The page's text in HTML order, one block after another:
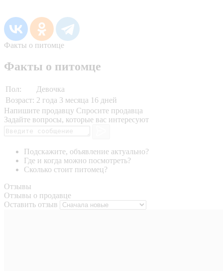
Факты о питомце
Факты о питомце
Пол:
Девочка
Возраст: 2 года 3 месяца 16 дней
Напишите продавцу Спросите продавца
Задайте вопросы, которые вас интересуют
Подскажите, объявление актуально?
Где и когда можно посмотреть?
Сколько стоит питомец?
Отзывы
Отзывы о продавце
Оставить отзыв